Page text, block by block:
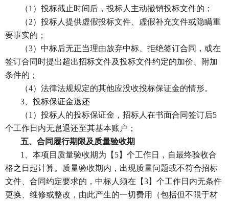
（1）投标截止时间后，投标人主动撤销投标文件的；
（2）投标人提供虚假投标文件、虚假补充文件或隐瞒重
要事实的；
（3）中标后无正当理由放弃中标、拒绝签订合同，或在
签订合同时提出超出招标文件及投标文件约定的加价、附加
条件的；
（4）法律法规规定的其他应没收投标保证金的情形。
3、投标保证金退还
（1）投标人的投标保证金，招标人在书面合同签订后5
个工作日内无息退还至其基本账户；
五、合同履行期限及质量验收期
1、本项目质量验收期为【5】个工作日，自最终验收合
格之日起计算。质量验收期内，出现质量问题或不符合招标
文件、合同约定要求的，中标人须在【3】个工作日内无条件
更换、维修或整改，由此产生的一切费用（包括但不限于材